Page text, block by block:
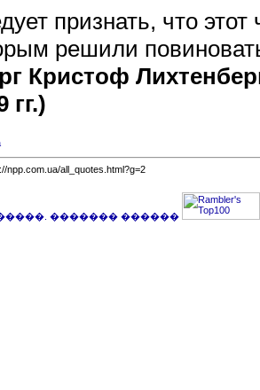
признать, что
решили
Кристоф
гг.)
npp.com.ua/all_quotes.html?g=2